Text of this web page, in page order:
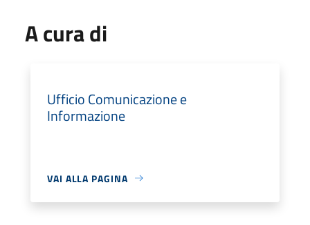
A cura di
Ufficio Comunicazione e
Informazione
VAI ALLA PAGINA